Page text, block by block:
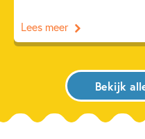
Lees meer
Bekijk